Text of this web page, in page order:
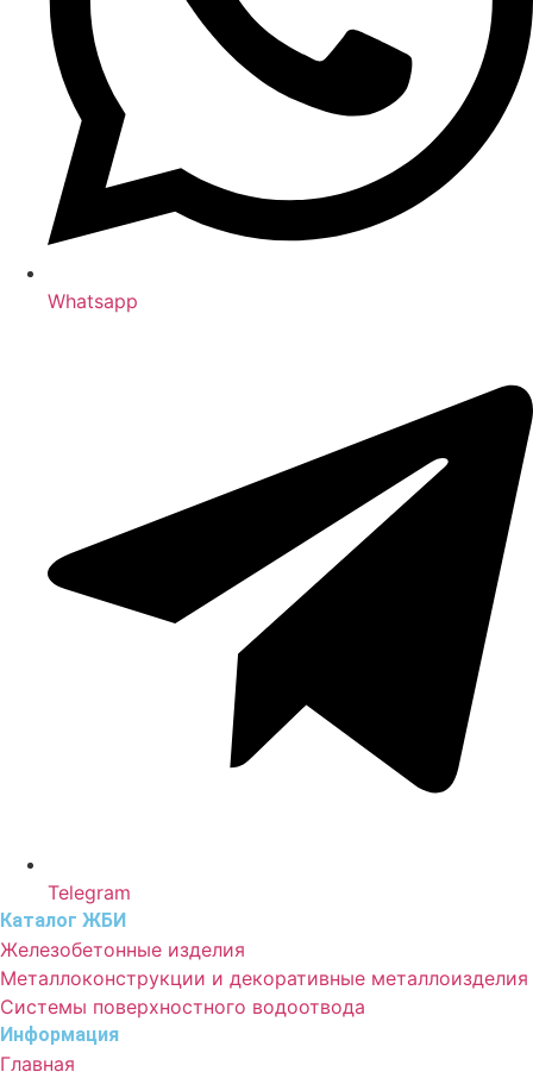
Whatsapp
Telegram
Каталог ЖБИ
Железобетонные изделия
Металлоконструкции и декоративные металлоизделия
Системы поверхностного водоотвода
Информация
Главная